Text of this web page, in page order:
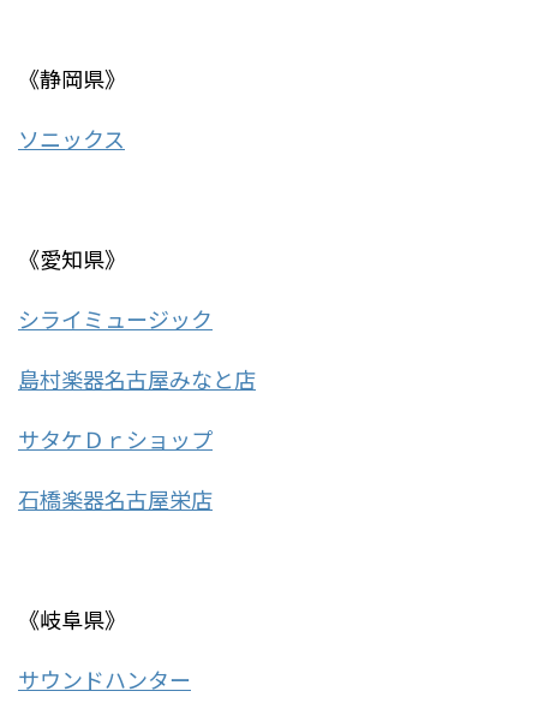
《静岡県》
ソニックス
《愛知県》
シライミュージック
島村楽器名古屋みなと店
サタケＤｒショップ
石橋楽器名古屋栄店
《岐阜県》
サウンドハンター